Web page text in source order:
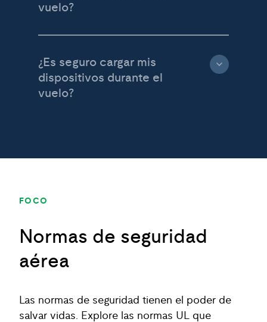
vuelo?
¿Es seguro cargar mis
dispositivos durante el
vuelo?
FOCO
Normas de seguridad
aérea
Las normas de seguridad tienen el poder de
salvar vidas. Explore las normas UL que